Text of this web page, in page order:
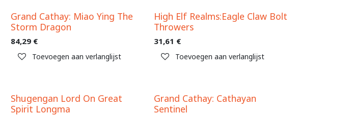
Grand Cathay: Miao Ying The
Storm Dragon
84,29€
Toevoegen aan verlanglijst
High Elf Realms:Eagle Claw Bolt
Throwers
31,61 €
Toevoegen aan verlanglijst
Shugengan Lord On Great
Spirit Longma
Grand Cathay: Cathayan
Sentinel